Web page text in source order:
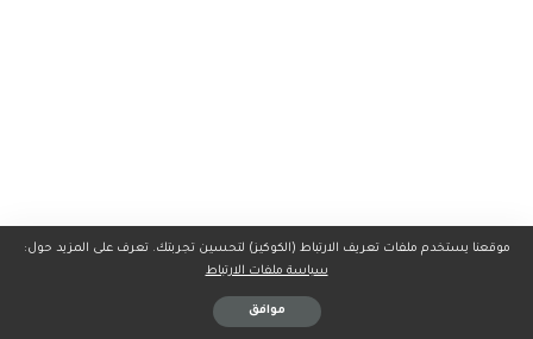
موقعنا يستخدم ملفات تعريف الارتباط (الكوكيز) لتحسين تجربتك. تعرف على المزيد حول:
سياسة ملفات الارتباط
موافق